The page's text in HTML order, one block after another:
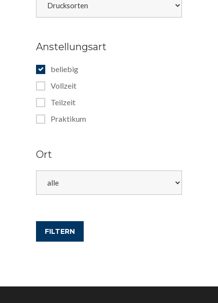
Anstellungsart
beliebig
Vollzeit
Teilzeit
Praktikum
Ort
FILTERN